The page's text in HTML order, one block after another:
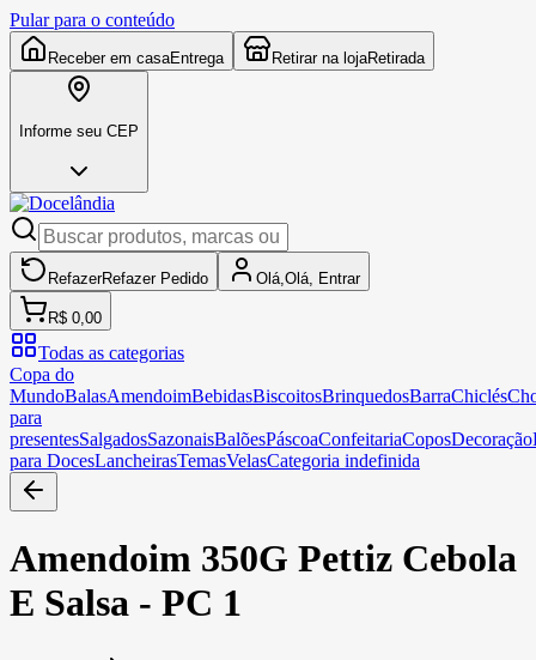
Pular para o conteúdo
Receber em casaEntrega Retirar na lojaRetirada
Informe seu CEP
RefazerRefazer Pedido Olá, Olá, Entrar
R$ 0,00
Todas as categorias
Copa do
MundoBalasAmendoimBebidasBiscoitosBrinquedosBarraChiclés
para
presentesSalgadosSazonaisBalõesPáscoaConfeitariaCoposDecoração
para DocesLancheirasTemasVelasCategoria indefinida
Amendoim 350G Pettiz Cebola
E Salsa - PC 1